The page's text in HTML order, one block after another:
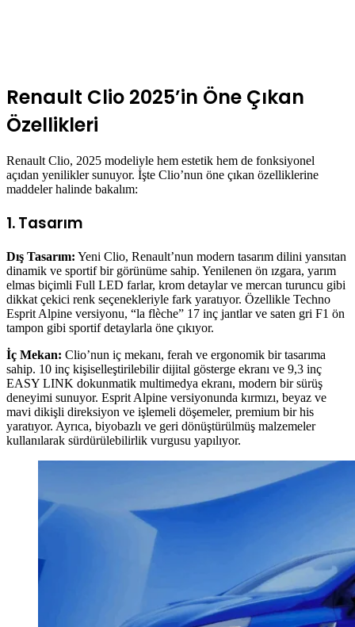
Renault Clio 2025’in Öne Çıkan
Özellikleri
Renault Clio, 2025 modeliyle hem estetik hem de fonksiyonel
açıdan yenilikler sunuyor. İşte Clio’nun öne çıkan özelliklerine
maddeler halinde bakalım:
1. Tasarım
Dış Tasarım: Yeni Clio, Renault’nun modern tasarım dilini yansıtan
dinamik ve sportif bir görünüme sahip. Yenilenen ön ızgara, yarım
elmas biçimli Full LED farlar, krom detaylar ve mercan turuncu gibi
dikkat çekici renk seçenekleriyle fark yaratıyor. Özellikle Techno
Esprit Alpine versiyonu, “la flèche” 17 inç jantlar ve saten gri F1 ön
tampon gibi sportif detaylarla öne çıkıyor.
İç Mekan: Clio’nun iç mekanı, ferah ve ergonomik bir tasarıma
sahip. 10 inç kişiselleştirilebilir dijital gösterge ekranı ve 9,3 inç
EASY LINK dokunmatik multimedya ekranı, modern bir sürüş
deneyimi sunuyor. Esprit Alpine versiyonunda kırmızı, beyaz ve
mavi dikişli direksiyon ve işlemeli döşemeler, premium bir his
yaratıyor. Ayrıca, biyobazlı ve geri dönüştürülmüş malzemeler
kullanılarak sürdürülebilirlik vurgusu yapılıyor.